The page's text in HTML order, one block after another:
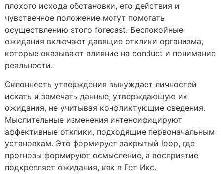
плохого исхода обстановки, его действия и
чувственное положение могут помогать
осуществлению этого forecast. Беспокойные
ожидания включают давящие отклики организма,
которые оказывают влияние на conduct и понимание
реальности.
Склонность утверждения вынуждает личностей
искать и замечать данные, утверждающую их
ожидания, не учитывая конфликтующие сведения.
Мыслительные изменения интенсифицируют
аффективные отклики, подходящие первоначальным
установкам. Это формирует закрытый loop, где
прогнозы формируют осмысление, а восприятие
подкрепляет ожидания, как в Гет Икс.